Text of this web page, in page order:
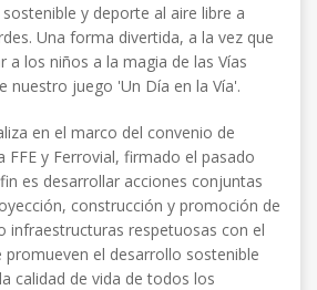
y deporte al aire libre a
Una forma divertida, a la vez que
a los niños a la magia de las Vías
nuestro juego 'Un Día en la Vía'.
en el marco del convenio de
FFE y Ferrovial, firmado el pasado
es desarrollar acciones conjuntas
construcción y promoción de
infraestructuras respetuosas con el
el desarrollo sostenible
calidad de vida de todos los